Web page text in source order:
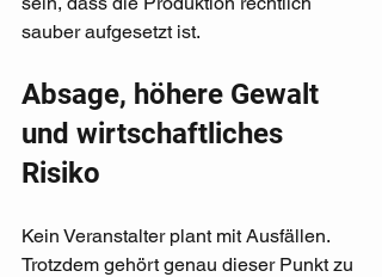
sauber aufgesetzt ist.
Absage, höhere Gewalt
und wirtschaftliches
Risiko
Kein Veranstalter plant mit Ausfällen.
Trotzdem gehört genau dieser Punkt zu